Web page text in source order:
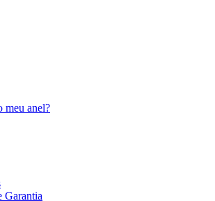
meu anel?
Garantia